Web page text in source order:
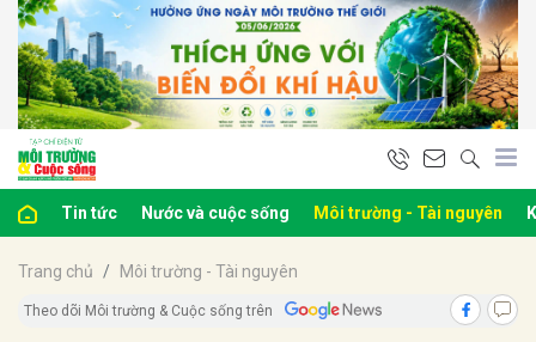
Tin tức Nước và cuộc sống Môi trường - Tài nguyên
Trang chủ Môi trường - Tài nguyên
Theo dõi Môi trường & Cuộc sống trên
luận